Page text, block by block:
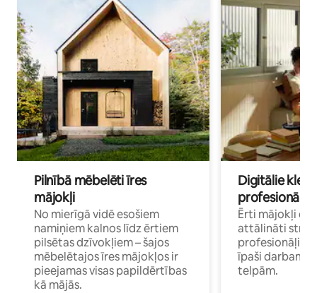
Pilnībā mēbelēti īres
mājokļi
No mierīgā vidē esošiem
namiņiem kalnos līdz ērtiem
pilsētas dzīvokļiem – šajos
mēbelētajos īres mājokļos ir
pieejamas visas papildērtības
kā mājās.
Digitālie
profesionāļi
Ērti mājokļi
attālināti
īpaši darbam
telpām.